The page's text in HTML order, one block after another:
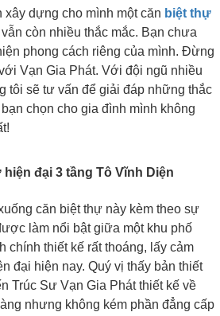
xây dựng cho mình một căn biệt thự
vẫn còn nhiều thắc mắc. Bạn chưa
phong cách riêng của mình. Đừng
Vạn Gia Phát. Với đội ngũ nhiều
tôi sẽ tư vấn để giải đáp những thắc
chọn cho gia đình mình không
đại 3 tầng Tô Vĩnh Diện
căn biệt thự này kèm theo sự
làm nổi bật giữa một khu phố
chính thiết kế rất thoáng, lấy cảm
đại hiện nay. Quý vị thấy bản thiết
Trúc Sư Vạn Gia Phát thiết kế về
nhưng không kém phần đẳng cấp